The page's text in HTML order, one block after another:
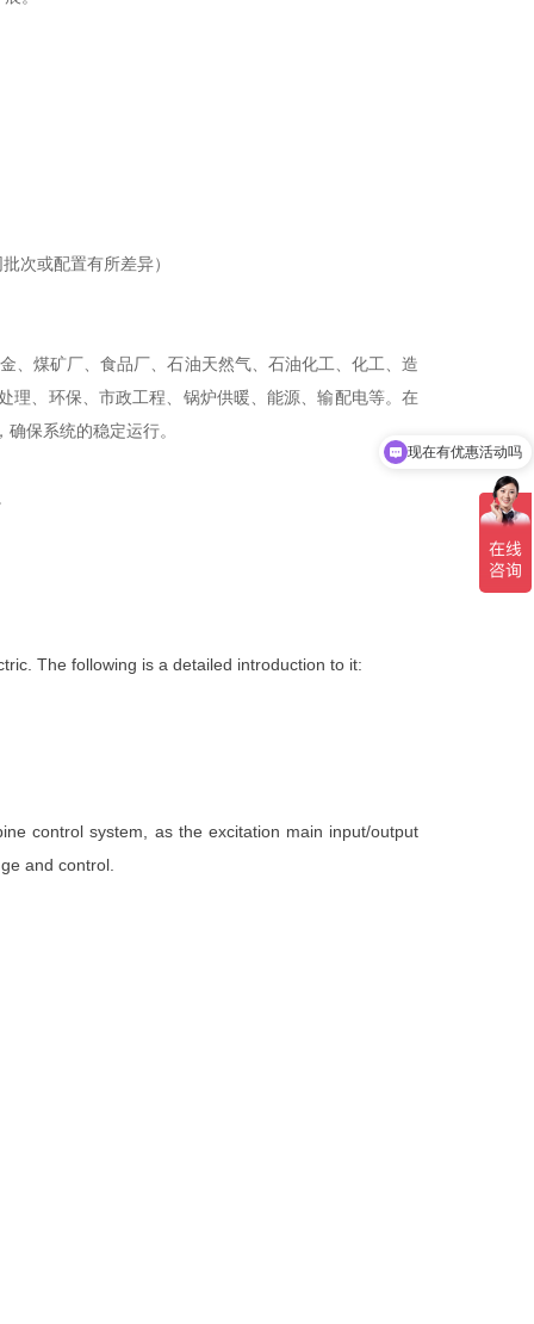
次或配置有所差异）
、煤矿厂、食品厂、石油天然气、石油化工、化工、造
理、环保、市政工程、锅炉供暖、能源、输配电等。在
保系统的稳定运行。
The following is a detailed introduction to it:
control system, as the excitation main input/output
and control.
可以介绍下你们的产品么